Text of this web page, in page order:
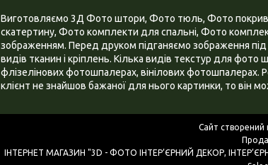
Виготовляємо 3Д Фото штори, Фото тюль, Фото
скатертину, Фото комплекти для спальні, Фото
зображенням. Перед друком підганяємо зображення під
видів тканин і кріплень. Кілька видів текстур для
флізелінових фотошпалерах, вінілових фотошпалерах.
клієнт не знайшов бажаної для нього картинки, то він
Сайт створений